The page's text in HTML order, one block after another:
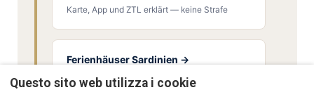
Karte, App und ZTL erklärt — keine Strafe
Ferienhäuser Sardinien →
Olbia, Golfo Aranci & Costa Smeralda — ab
€55/Nacht
Questo sito web utilizza i cookie